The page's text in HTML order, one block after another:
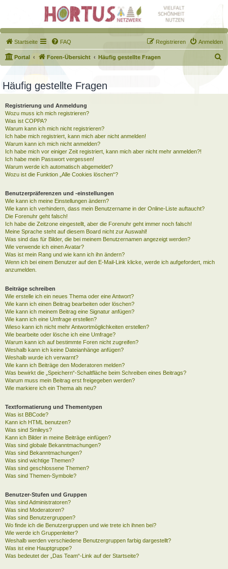
Startseite FAQ Anmelden
Registrieren
Portal Foren-Übersicht Häufig gestellte Fragen
u
h
Häufig gestellte Fragen
Registrierung und Anmeldung
Wozu muss ich mich registrieren?
Was ist COPPA?
Warum kann ich mich nicht registrieren?
Ich habe mich registriert, kann mich aber nicht anmelden!
Warum kann ich mich nicht anmelden?
Ich habe mich vor einiger Zeit registriert, kann mich aber nicht mehr anmelden?!
Ich habe mein Passwort vergessen!
Warum werde ich automatisch abgemeldet?
Wozu ist die Funktion „Alle Cookies löschen“?
Benutzerpräferenzen und -einstellungen
Wie kann ich meine Einstellungen ändern?
Wie kann ich verhindern, dass mein Benutzername in der Online-Liste auftaucht?
Die Forenuhr geht falsch!
Ich habe die Zeitzone eingestellt, aber die Forenuhr geht immer noch falsch!
Meine Sprache steht auf diesem Board nicht zur Auswahl!
Was sind das für Bilder, die bei meinem Benutzernamen angezeigt werden?
Wie verwende ich einen Avatar?
Was ist mein Rang und wie kann ich ihn ändern?
Wenn ich bei einem Benutzer auf den E-Mail-Link klicke, werde ich aufgefordert, mich
anzumelden.
Beiträge schreiben
Wie erstelle ich ein neues Thema oder eine Antwort?
Wie kann ich einen Beitrag bearbeiten oder löschen?
Wie kann ich meinem Beitrag eine Signatur anfügen?
Wie kann ich eine Umfrage erstellen?
Wieso kann ich nicht mehr Antwortmöglichkeiten erstellen?
Wie bearbeite oder lösche ich eine Umfrage?
Warum kann ich auf bestimmte Foren nicht zugreifen?
Weshalb kann ich keine Dateianhänge anfügen?
Weshalb wurde ich verwarnt?
Wie kann ich Beiträge den Moderatoren melden?
Was bewirkt die „Speichern“-Schaltfläche beim Schreiben eines Beitrags?
Warum muss mein Beitrag erst freigegeben werden?
Wie markiere ich ein Thema als neu?
Textformatierung und Thementypen
Was ist BBCode?
Kann ich HTML benutzen?
Was sind Smileys?
Kann ich Bilder in meine Beiträge einfügen?
Was sind globale Bekanntmachungen?
Was sind Bekanntmachungen?
Was sind wichtige Themen?
Was sind geschlossene Themen?
Was sind Themen-Symbole?
Benutzer-Stufen und Gruppen
Was sind Administratoren?
Was sind Moderatoren?
Was sind Benutzergruppen?
Wo finde ich die Benutzergruppen und wie trete ich ihnen bei?
Wie werde ich Gruppenleiter?
Weshalb werden verschiedene Benutzergruppen farbig dargestellt?
Was ist eine Hauptgruppe?
Was bedeutet der „Das Team“-Link auf der Startseite?